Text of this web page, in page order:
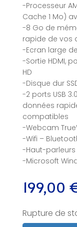
-Processeur
Cache 1 Mo)
-8 Go de
rapide de vos
-Ecran large
-Sortie HDMI,
HD
-Disque dur
-2 ports USB
données
compatibles
-Webcam
-Wifi –
-Haut-parleurs
-Microsoft
199,00
Rupture de